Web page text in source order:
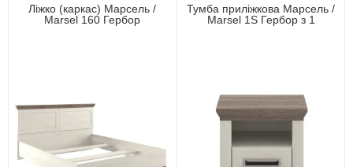
Ліжко (каркас) Марсель /
Marsel 160 Гербор
Тумба приліжкова Марсель /
Marsel 1S Гербор з 1